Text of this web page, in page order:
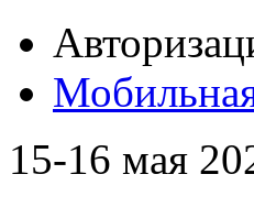
15-16 мая